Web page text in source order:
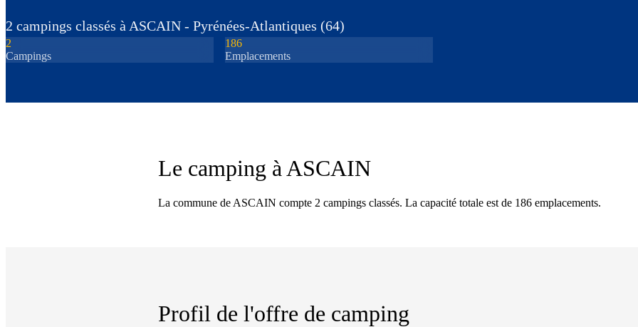
2 campings classés à ASCAIN - Pyrénées-Atlantiques (64)
2
Campings
186
Emplacements
Le camping àASCAIN
La commune de ASCAIN compte 2 campings classés. La capacité totale est de 186 emplacements.
Profil de l'offre de camping